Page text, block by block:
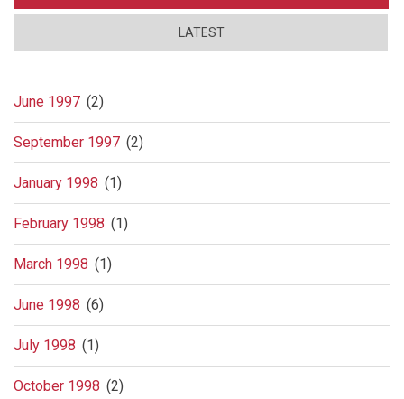
LATEST
June 1997 (2)
September 1997 (2)
January 1998 (1)
February 1998 (1)
March 1998 (1)
June 1998 (6)
July 1998 (1)
October 1998 (2)